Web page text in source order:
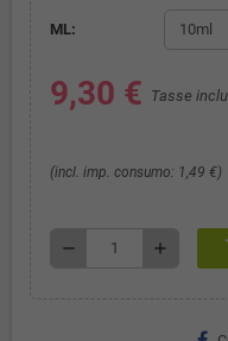
ML:
9,30 € Tasse
(incl. imp. consumo: 1,49 €)
remove add